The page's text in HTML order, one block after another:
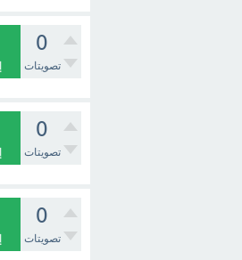
0
تصويتات
0
تصويتات
0
تصويتات